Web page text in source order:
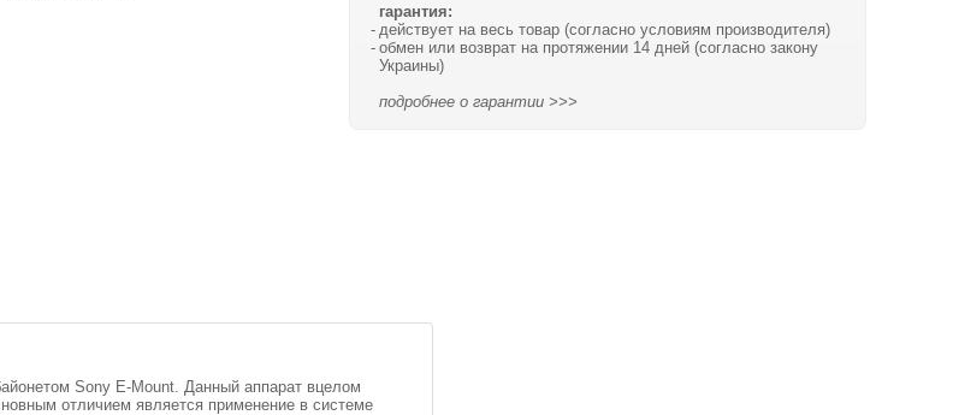
гарантия:
действует на весь товар (согласно условиям производителя)
обмен или возврат на протяжении 14 дней (согласно закону
Украины)
подробнее о гарантии >>>
Sony E-Mount. Данный аппарат вцелом
отличием является применение в системе